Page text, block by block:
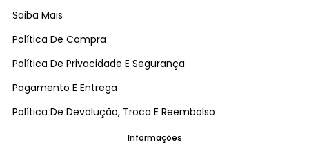
Saiba Mais
Política De Compra
Política De Privacidade E Segurança
Pagamento E Entrega
Política De Devolução, Troca E Reembolso
Informações